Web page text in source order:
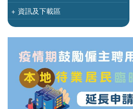
+ 資訊及下載區